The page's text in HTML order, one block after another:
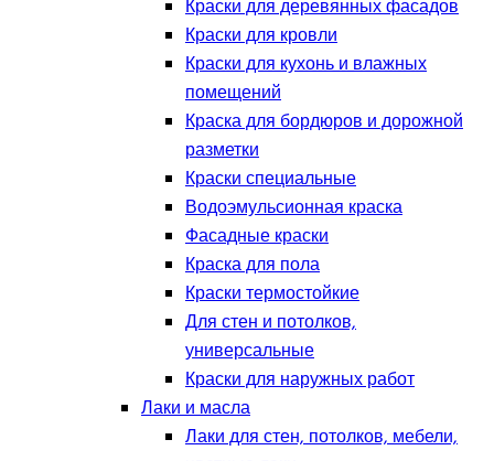
Краски для деревянных фасадов
Краски для кровли
Краски для кухонь и влажных
помещений
Краска для бордюров и дорожной
разметки
Краски специальные
Водоэмульсионная краска
Фасадные краски
Краска для пола
Краски термостойкие
Для стен и потолков,
универсальные
Краски для наружных работ
Лаки и масла
Лаки для стен, потолков, мебели,